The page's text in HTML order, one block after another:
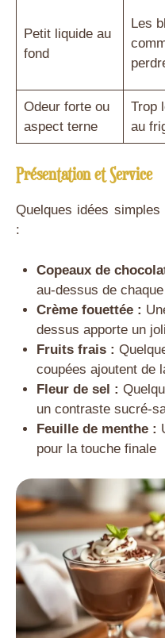
Petit liquide au
fond
Les
Odeur forte ou
aspect terne
Trop
au
Présentation et Service
Quelques idées
:
Copeaux de
au-dessus de
Crème fouettée :
dessus apporte un
Fruits frais :
coupées ajoutent de
Fleur de sel :
un contraste sucré-
Feuille de menthe :
pour la touche finale